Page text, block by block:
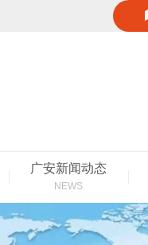
广安新闻动态
NEWS